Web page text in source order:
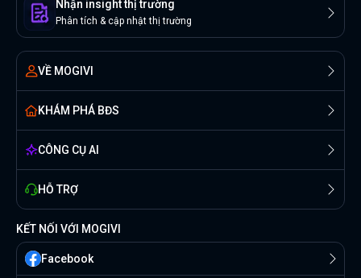
Nhận insight thị trường
Phân tích & cập nhật thị trường
VỀ MOGIVI
KHÁM PHÁ BĐS
CÔNG CỤ AI
HỖ TRỢ
KẾT NỐI VỚI MOGIVI
Facebook